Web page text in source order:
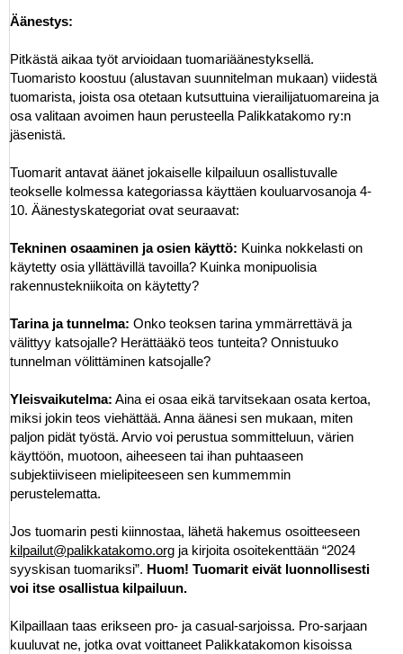
Äänestys:
Pitkästä aikaa työt arvioidaan tuomariäänestyksellä.
Tuomaristo koostuu (alustavan suunnitelman mukaan) viidestä
tuomarista, joista osa otetaan kutsuttuina vierailijatuomareina ja
osa valitaan avoimen haun perusteella Palikkatakomo ry:n
jäsenistä.
Tuomarit antavat äänet jokaiselle kilpailuun osallistuvalle
teokselle kolmessa kategoriassa käyttäen kouluarvosanoja 4-
10. Äänestyskategoriat ovat seuraavat:
Tekninen osaaminen ja osien käyttö: Kuinka nokkelasti on
käytetty osia yllättävillä tavoilla? Kuinka monipuolisia
rakennustekniikoita on käytetty?
Tarina ja tunnelma: Onko teoksen tarina ymmärrettävä ja
välittyy katsojalle? Herättääkö teos tunteita? Onnistuuko
tunnelman völittäminen katsojalle?
Yleisvaikutelma: Aina ei osaa eikä tarvitsekaan osata kertoa,
miksi jokin teos viehättää. Anna äänesi sen mukaan, miten
paljon pidät työstä. Arvio voi perustua sommitteluun, värien
käyttöön, muotoon, aiheeseen tai ihan puhtaaseen
subjektiiviseen mielipiteeseen sen kummemmin
perustelematta.
Jos tuomarin pesti kiinnostaa, lähetä hakemus osoitteeseen
kilpailut@palikkatakomo.org ja kirjoita osoitekenttään “2024
syyskisan tuomariksi”. Huom! Tuomarit eivät luonnollisesti
voi itse osallistua kilpailuun.
Kilpaillaan taas erikseen pro- ja casual-sarjoissa. Pro-sarjaan
kuuluvat ne, jotka ovat voittaneet Palikkatakomon kisoissa